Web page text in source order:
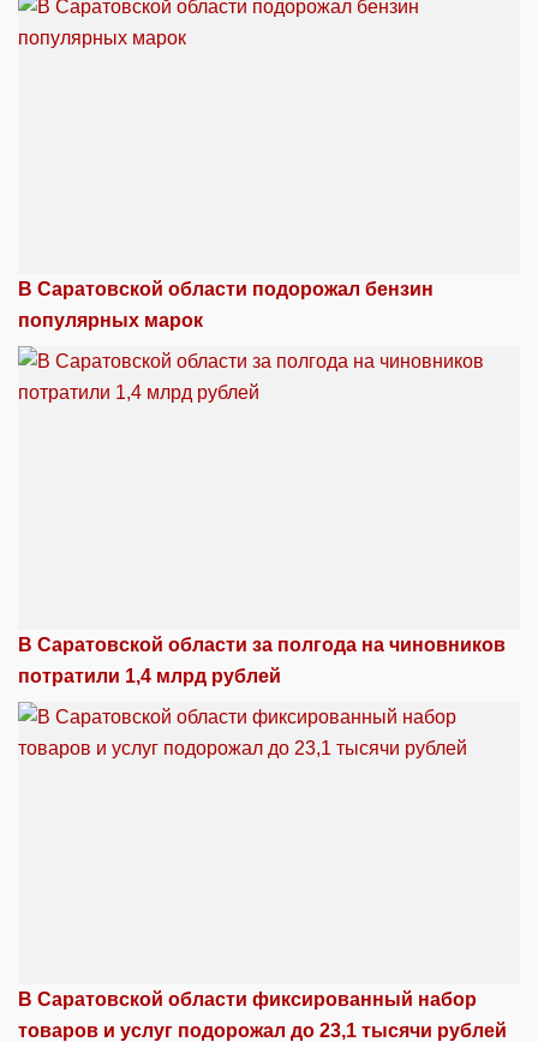
В Саратовской области подорожал бензин
популярных марок
В Саратовской области за полгода на чиновников
потратили 1,4 млрд рублей
В Саратовской области фиксированный набор
товаров и услуг подорожал до 23,1 тысячи рублей